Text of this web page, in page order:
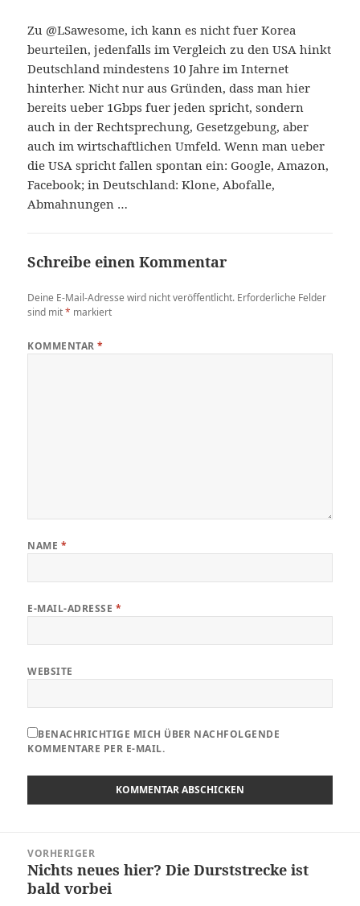
Zu @LSawesome, ich kann es nicht fuer Korea
beurteilen, jedenfalls im Vergleich zu den USA hinkt
Deutschland mindestens 10 Jahre im Internet
hinterher. Nicht nur aus Gründen, dass man hier
bereits ueber 1Gbps fuer jeden spricht, sondern
auch in der Rechtsprechung, Gesetzgebung, aber
auch im wirtschaftlichen Umfeld. Wenn man ueber
die USA spricht fallen spontan ein: Google, Amazon,
Facebook; in Deutschland: Klone, Abofalle,
Abmahnungen …
Schreibe einen Kommentar
Deine E-Mail-Adresse wird nicht veröffentlicht. Erforderliche Felder
sind mit* markiert
KOMMENTAR*
NAME *
E-MAIL-ADRESSE *
WEBSITE
BENACHRICHTIGE MICH ÜBER NACHFOLGENDE
KOMMENTARE PER E-MAIL.
VORHERIGER
Vorheriger
Beitrag:
Nichts neues hier? Die Durststrecke ist
bald vorbei